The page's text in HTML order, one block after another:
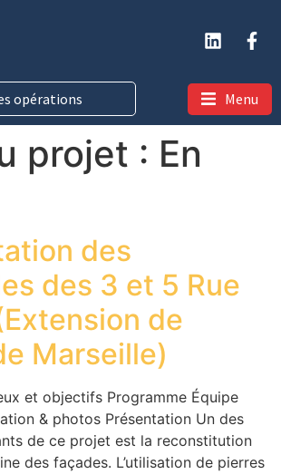
opérations Menu
projet : En
des
des 3 et 5 Rue
de
Marseille)
et objectifs Programme Équipe
& photos Présentation Un des
de ce projet est la reconstitution
des façades. L’utilisation de pierres